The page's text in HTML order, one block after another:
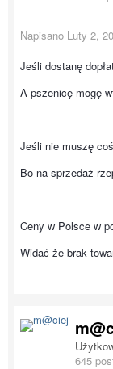
Napisano Luty 2,
Jeśli dostanę
A pszenicę mogę
Jeśli nie muszę
Bo na sprzedaż
Ceny w Polsce w
Widać że brak
645